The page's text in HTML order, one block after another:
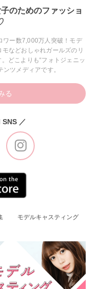
のためのファッショ
ワー数7,000万人突破！モデ
などおしゃれガールズのリ
どこよりも“フォトジェニッ
ツメディアです。
る
／
モデルキャスティング